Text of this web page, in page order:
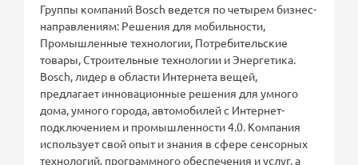
Группы компаний Bosch ведется по четырем бизнес-
направлениям: Решения для мобильности,
Промышленные технологии, Потребительские
товары, Строительные технологии и Энергетика.
Bosch, лидер в области Интернета вещей,
предлагает инновационные решения для умного
дома, умного города, автомобилей с Интернет-
подключением и промышленности 4.0. Компания
использует свой опыт и знания в сфере сенсорных
технологий, программного обеспечения и услуг, а